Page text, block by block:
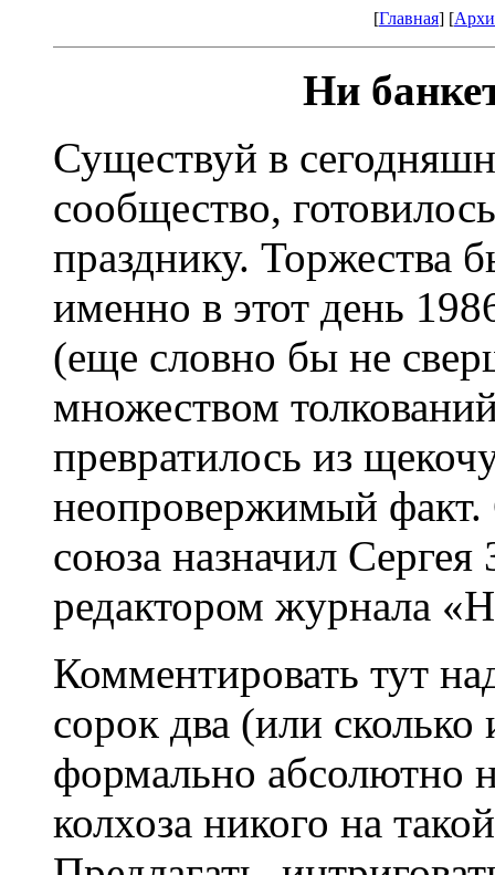
[Главная] [
Ни
Существуй в
сообщество,
празднику. Торжества
именно в этот день
(еще словно бы не
множеством
превратилось из
неопровержимый факт.
союза назначил
редактором журнала
Комментировать тут
сорок два (или
формально абсолютно
колхоза никого на